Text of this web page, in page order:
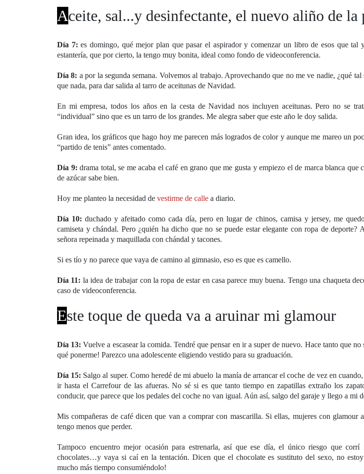
Aceite, sal...y desinfectante, el nuevo aliño de la
Día 7: es domingo, qué mejor plan que pasar el aspirador y comenzar un libro de esos que tal
estantería, que por cierto, la tengo muy bonita, ideal como fondo de videoconferencia.
Día 8: a por la segunda semana. Volvemos al trabajo. Aprovechando que no me ve nadie, ¿qué
que nada, para dar salida al tarro de aceitunas de Navidad.
En mi empresa, todos los años en la cesta de Navidad nos incluyen aceitunas. Pero no se
“individual” sino que es un tarro de los grandes. Me alegra saber que este año le doy salida.
Gran idea, los gráficos que hago hoy me parecen más logrados de color y aunque me mareo un
“partido de tenis” antes comentado.
Día 9: drama total, se me acaba el café en grano que me gusta y empiezo el de marca blanca
de azúcar sabe bien.
Hoy me planteo la necesidad de vestirme de calle a diario.
Día 10: duchado y afeitado como cada día, pero en lugar de chinos, camisa y jersey, me
camiseta y chándal. Pero ¿quién ha dicho que no se puede estar elegante con ropa de deporte?
señora repeinada y maquillada con chándal y tacones.
Si es tío y no parece que vaya de camino al gimnasio, eso es que es camello.
Día 11: la idea de trabajar con la ropa de estar en casa parece muy buena. Tengo una chaqueta
caso de videoconferencia.
Este toque de queda va a aruinar mi glamour
Día 13:Vuelve a escasear la comida. Tendré que pensar en ir a super de nuevo. Hace tanto que no
qué ponerme! Parezco una adolescente eligiendo vestido para su graduación.
Día 15: Salgo al super. Como heredé de mi abuelo la manía de arrancar el coche de vez en
ir hasta el Carrefour de las afueras. No sé si es que tanto tiempo en zapatillas extraño los
conducir, que parece que los pedales del coche no van igual. Aún así, salgo del garaje y llego a mi
Mis compañeras de café dicen que van a comprar con mascarilla. Si ellas, mujeres con glamour
tengo menos que perder.
Tampoco encuentro mejor ocasión para estrenarla, así que ese día, el único riesgo que
chocolates…y vaya si caí en la tentación. Dicen que el chocolate es sustituto del sexo, no
mucho más tiempo consumiéndolo!